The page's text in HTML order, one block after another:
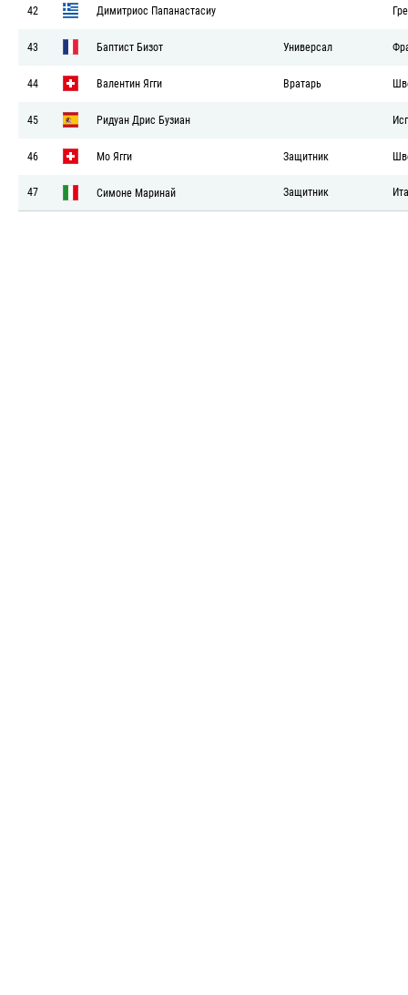
42 Димитриос Папанастасиу
43 Баптист Бизот Универсал
44 Валентин Ягги Вратарь
45 Ридуан Дрис Бузиан
46 Мо Ягги Защитник
47 Симоне Маринай Защитник